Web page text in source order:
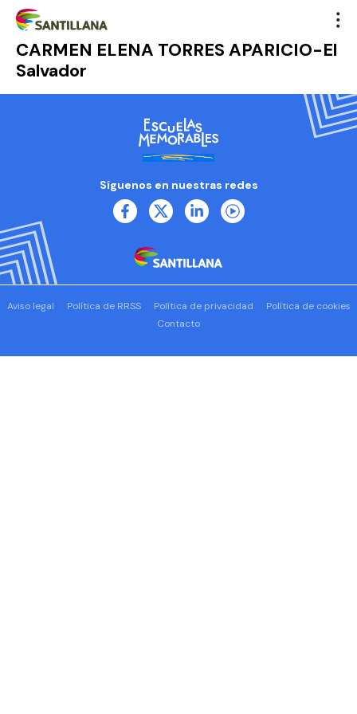
CARMEN ELENA TORRES APARICIO-El
Salvador
Síguenos en nuestras redes
Aviso legal Política de RRSS Política de privacidad
Política de cookies
Contacto